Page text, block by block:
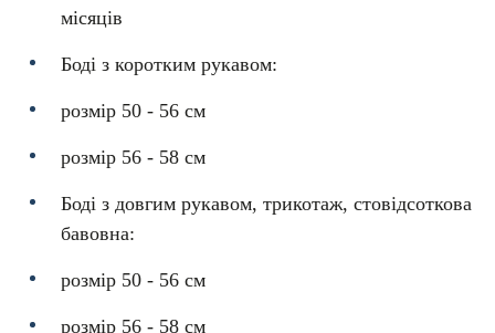
місяців
Боді з коротким рукавом:
розмір 50 - 56 см
розмір 56 - 58 см
Боді з довгим рукавом, трикотаж, стовідсоткова
бавовна:
розмір 50 - 56 см
розмір 56 - 58 см